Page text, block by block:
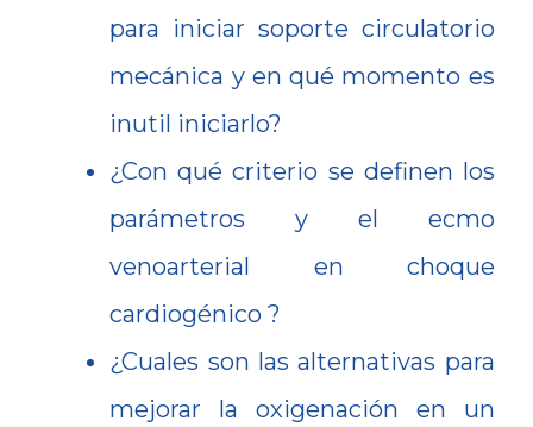
para iniciar soporte circulatorio
mecánica y en qué momento es
inutil iniciarlo?
¿Con qué criterio se definen los
parámetros y el ecmo
venoarterial en choque
cardiogénico ?
¿Cuales son las alternativas para
mejorar la oxigenación en un